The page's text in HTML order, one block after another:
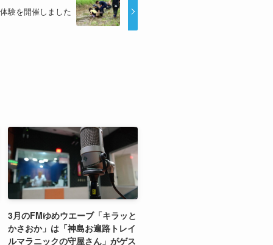
験を開催しました
3月のFMゆめウエーブ「キラッと
かさおか」は「神島お遍路トレイ
ルマラニックの守屋さん」がゲス